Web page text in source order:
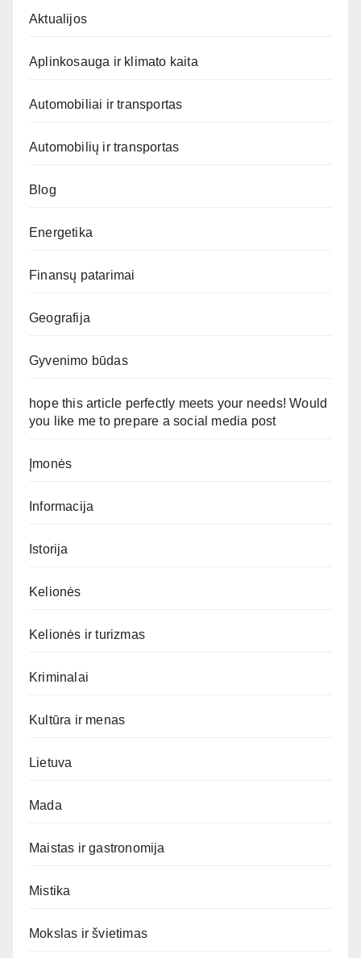
Aktualijos
Aplinkosauga ir klimato kaita
Automobiliai ir transportas
Automobilių ir transportas
Blog
Energetika
Finansų patarimai
Geografija
Gyvenimo būdas
hope this article perfectly meets your needs! Would
you like me to prepare a social media post
Įmonės
Informacija
Istorija
Kelionės
Kelionės ir turizmas
Kriminalai
Kultūra ir menas
Lietuva
Mada
Maistas ir gastronomija
Mistika
Mokslas ir švietimas